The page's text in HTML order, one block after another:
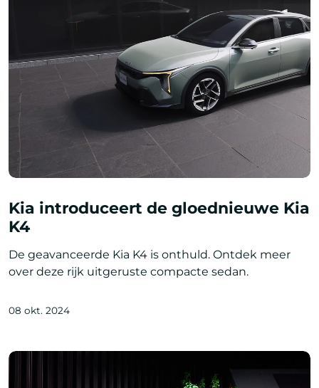
Kia introduceert de gloednieuwe Kia
K4
De geavanceerde Kia K4 is onthuld. Ontdek meer
over deze rijk uitgeruste compacte sedan.
08 okt. 2024